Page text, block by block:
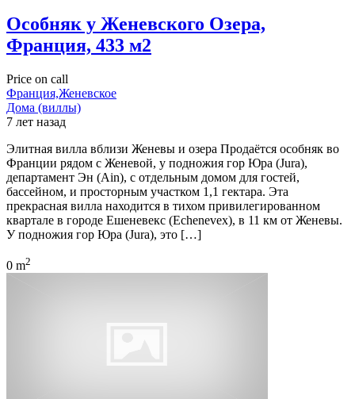
Особняк у Женевского Озера,
Франция, 433 м2
Price on call
Франция,Женевское
Дома (виллы)
7 лет назад
Элитная вилла вблизи Женевы и озера Продаётся особняк во
Франции рядом с Женевой, у подножия гор Юра (Jura),
департамент Эн (Ain), с отдельным домом для гостей,
бассейном, и просторным участком 1,1 гектара. Эта
прекрасная вилла находится в тихом привилегированном
квартале в городе Ешеневекс (Echenevex), в 11 км от Женевы.
У подножия гор Юра (Jura), это […]
0 m2